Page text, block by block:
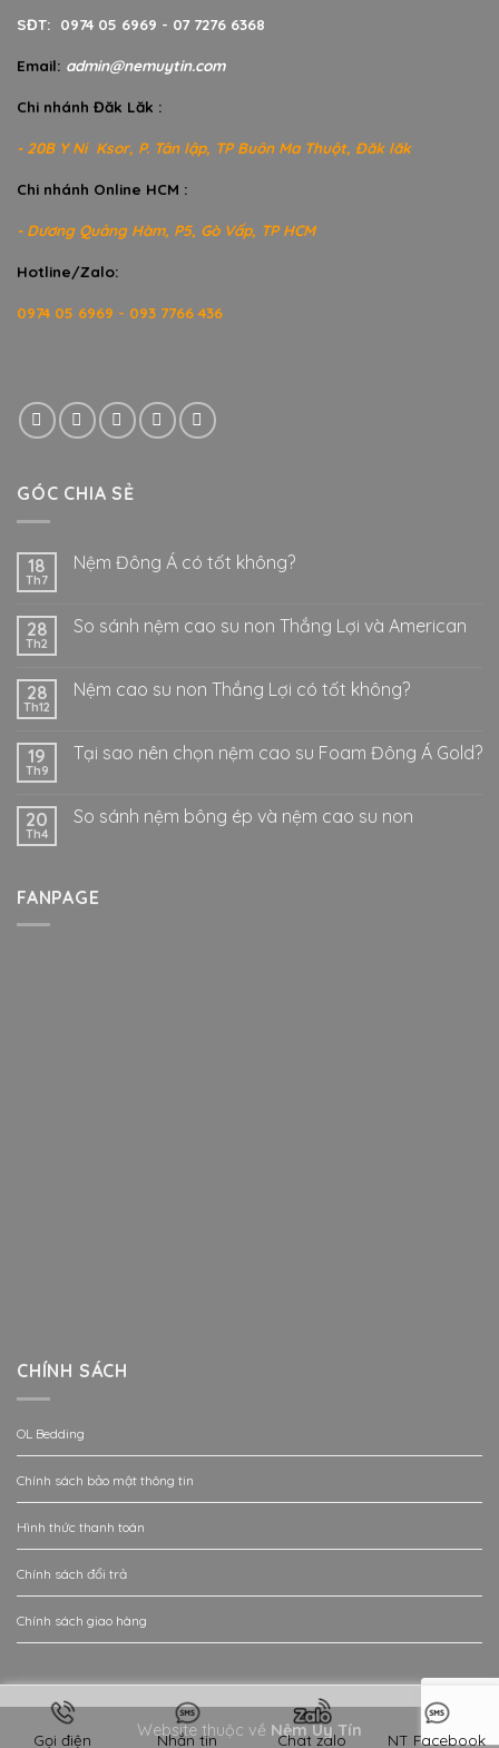
SĐT: 0974 05 6969 - 07 7276 6368
Email: admin@nemuytin.com
Chi nhánh Đăk Lăk :
- 20B Y Ni Ksor, P. Tân lập, TP Buôn Ma Thuột, Đăk lăk
Chi nhánh Online HCM :
- Dương Quảng Hàm, P5, Gò Vấp, TP HCM
Hotline/Zalo:
0974 05 6969 - 093 7766 436
GÓC CHIA SẺ
18
Th7
Nệm Đông Á có tốt không?
28
Th2
So sánh nệm cao su non Thắng Lợi và American
28
Th12
Nệm cao su non Thắng Lợi có tốt không?
19
Th9
Tại sao nên chọn nệm cao su Foam Đông Á Gold?
20
Th4
So sánh nệm bông ép và nệm cao su non
FANPAGE
CHÍNH SÁCH
OL Bedding
Chính sách bảo mật thông tin
Hình thức thanh toán
Chính sách đổi trả
Chính sách giao hàng
Website thuộc về Nệm Uy Tín
Gọi điện Nhắn tin Chat zalo NT Facebook